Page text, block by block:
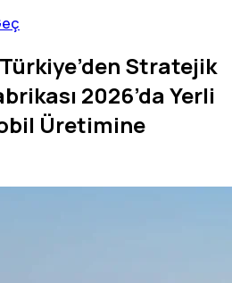
Stratejik
2026’da Yerli
Üretimine